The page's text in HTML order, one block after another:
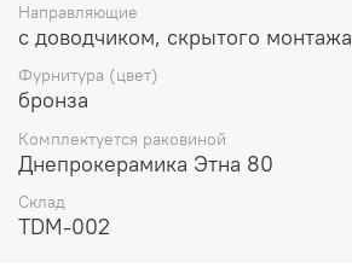
Направляющие
с доводчиком, скрытого монтажа
Фурнитура (цвет)
бронза
Комплектуется раковиной
Днепрокерамика Этна 80
Склад
TDM-002